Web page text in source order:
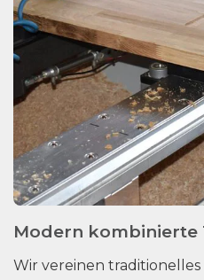
Modern kombinierte
Wir vereinen